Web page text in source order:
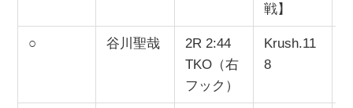
戦】
○ 谷川聖哉
2R 2:44
TKO（右
フック）
Krush.11
8